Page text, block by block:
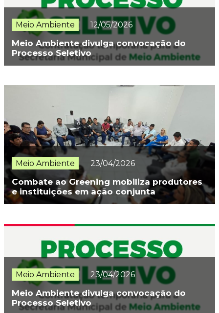
Meio Ambiente 12/05/2026
Meio Ambiente divulga convocação do
Processo Seletivo
Meio Ambiente 23/04/2026
Combate ao Greening mobiliza produtores
e instituições em ação conjunta
Meio Ambiente 23/04/2026
Meio Ambiente divulga convocação do
Processo Seletivo